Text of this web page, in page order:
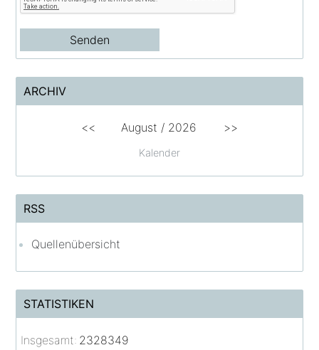
ARCHIV
Kalender
<< August / 2026 >>
RSS
Quellenübersicht
STATISTIKEN
Insgesamt: 2328349